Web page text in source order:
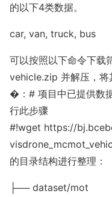
的以下4类数据。
car, van, truck, bus
可以按照以下命令下载
vehicle.zip 并解压，将
�：# 项目中已提供数
行此步骤
#!wget https://
的目录结构进行整理：
├── dataset/mot